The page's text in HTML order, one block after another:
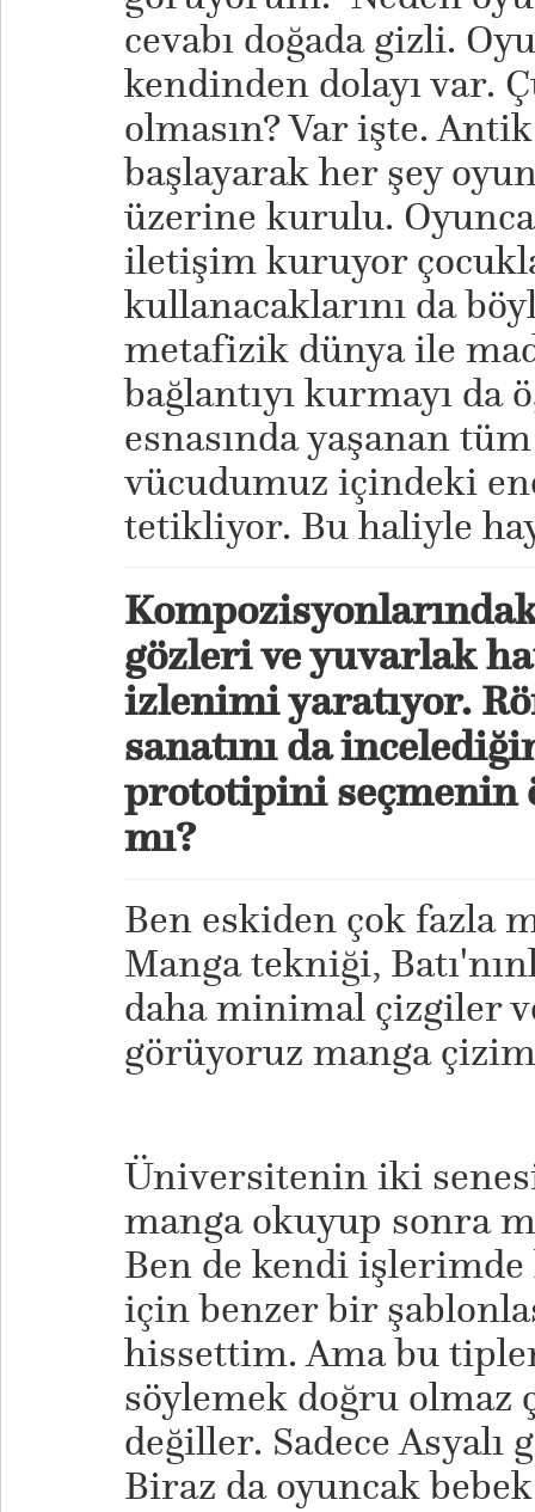
cevabı doğada gizli.
kendinden dolayı var.
olmasın? Var işte.
başlayarak her şey
üzerine kurulu.
iletişim kuruyor
kullanacaklarını da
metafizik dünya ile
bağlantıyı kurmayı
esnasında yaşanan
vücudumuz içindeki
tetikliyor. Bu haliyle
gözleri ve yuvarlak
izlenimi yaratıyor.
sanatını da
prototipini seçmenin
mı?
Ben eskiden çok fazla
Manga tekniği,
daha minimal çizgiler
görüyoruz manga
Üniversitenin iki
manga okuyup sonra
Ben de kendi
için benzer bir
hissettim. Ama bu
söylemek doğru
değiller. Sadece
Biraz da oyuncak